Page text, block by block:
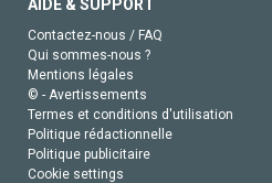
AIDE & SUPPORT
Contactez-nous / FAQ
Qui sommes-nous ?
Mentions légales
© - Avertissements
Termes et conditions d'utilisation
Politique rédactionnelle
Politique publicitaire
Cookie settings